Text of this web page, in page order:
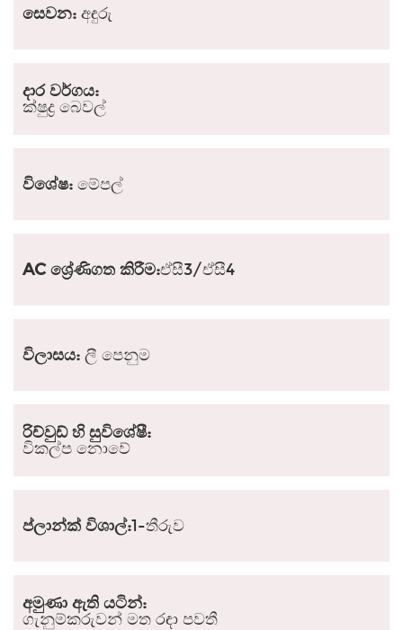
සෙවන: අඳුරු
දාර වර්ගය:
ක්ෂුද්‍ර බෙවල්
විශේෂ: මේපල්
AC ශ්‍රේණිගත කිරීම:ඒසී3/ඒසී4
විලාසය: ලී පෙනුම
රිච්වුඩ් හි සුවිශේෂී:
විකල්ප නොවේ
ප්ලාන්ක් විශාල්:1-තීරුව
අමුණා ඇති යටින්:
ගැනුම්කරුවන් මත රඳා පවතී